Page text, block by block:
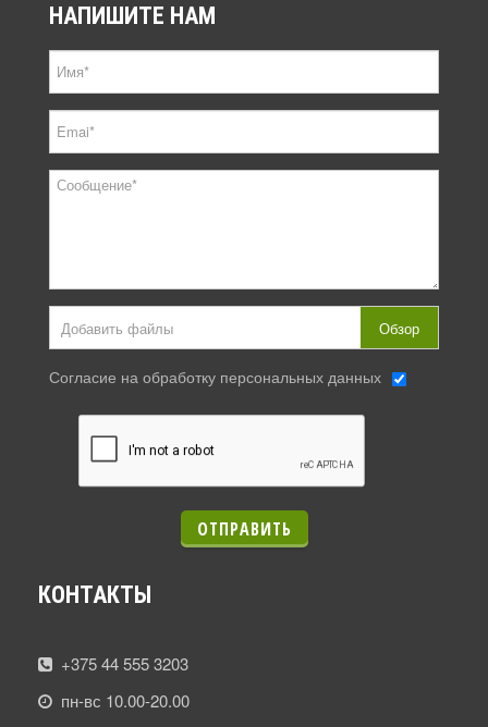
НАПИШИТЕ НАМ
Добавить файлы Обзор
Согласие на обработку персональных данных
ОТПРАВИТЬ
КОНТАКТЫ
+375 44 555 3203
пн-вс 10.00-20.00